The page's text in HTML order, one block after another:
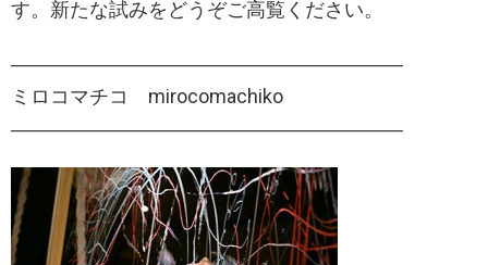
す。新たな試みをどうぞご高覧ください。
――――――――――――――――――――
ミロコマチコ mirocomachiko
――――――――――――――――――――